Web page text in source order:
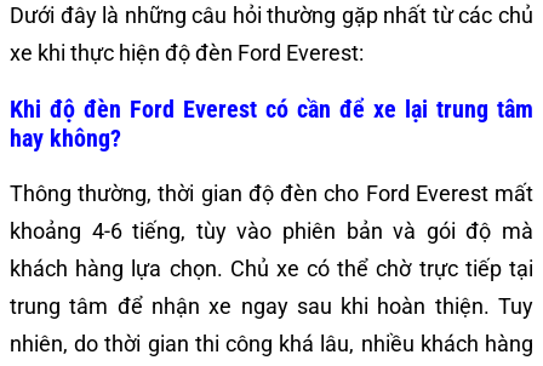
Dưới đây là những câu hỏi thường gặp nhất từ các chủ
xe khi thực hiện độ đèn Ford Everest:
Khi độ đèn Ford Everest có cần để xe lại trung tâm
hay không?
Thông thường, thời gian độ đèn cho Ford Everest mất
khoảng 4-6 tiếng, tùy vào phiên bản và gói độ mà
khách hàng lựa chọn. Chủ xe có thể chờ trực tiếp tại
trung tâm để nhận xe ngay sau khi hoàn thiện. Tuy
nhiên, do thời gian thi công khá lâu, nhiều khách hàng